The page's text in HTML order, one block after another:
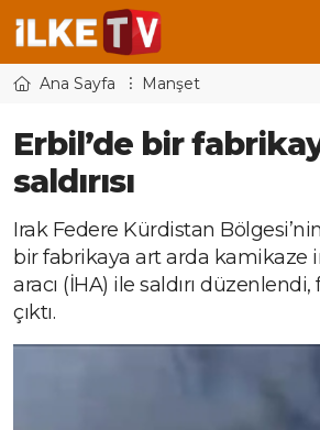
Ana Sayfa Manşet
Erbil’de bir
saldırısı
Irak Federe Kürdistan
bir fabrikaya art arda kamikaze
aracı (İHA) ile saldırı
çıktı.